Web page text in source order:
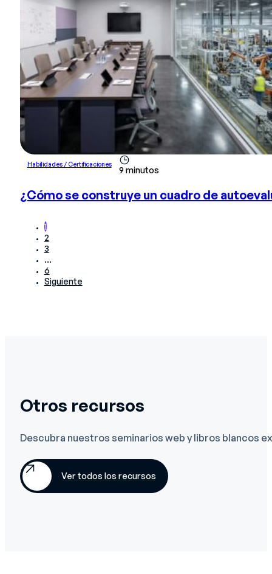
Habilidades / Certificaciones
9 minutos
¿Cómo se construye un cuadro de
1
2
3
…
6
Siguiente
Otros recursos
Descubra nuestros seminarios web y libros blancos
Ver todos los recursos